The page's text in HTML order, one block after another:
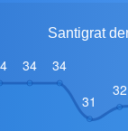
Santigrat